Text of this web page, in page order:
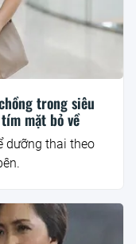
trong siêu
mặt bỏ về
dưỡng thai theo